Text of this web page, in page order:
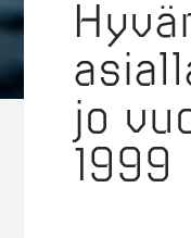
jo
1999